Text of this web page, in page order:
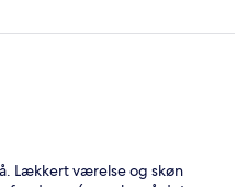
Lækkert værelse og skøn